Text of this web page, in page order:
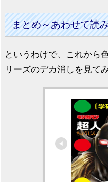
まとめ～あわせて読
というわけで、これから
リーズのデカ消しを見て